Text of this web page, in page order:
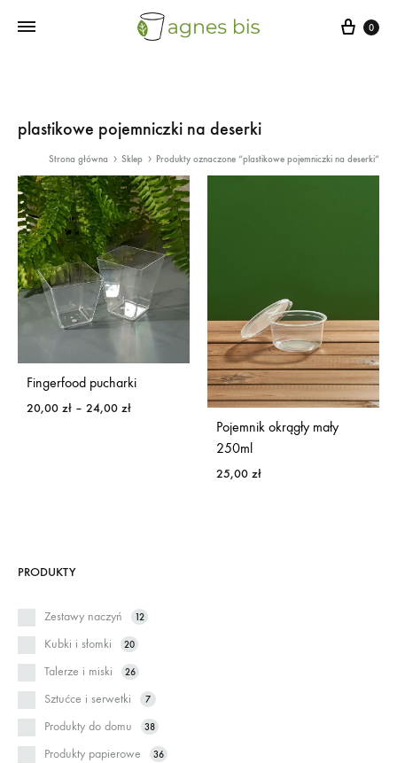
Cart
0
plastikowe pojemniczki na deserki
Strona główna Sklep Produkty oznaczone “plastikowe pojemniczki na deserki”
Fingerfood pucharki
20,00 zł – 24,00 złZakres
Pojemnik okrągły mały
250ml
25,00 zł
PRODUKTY
Zestawy naczyń 12
Kubki i słomki 20
Talerze i miski 26
Sztućce i serwetki 7
Produkty do domu 38
Produkty papierowe 36